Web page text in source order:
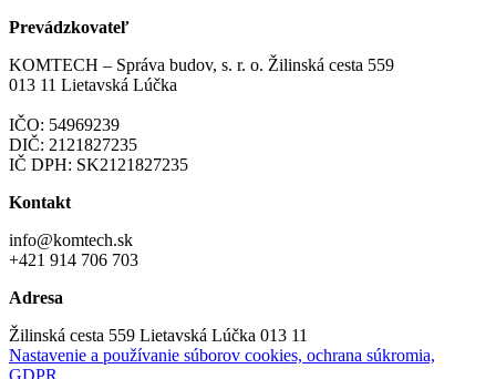
Prevádzkovateľ
KOMTECH – Správa budov, s. r. o. Žilinská cesta 559
013 11 Lietavská Lúčka
IČO: 54969239
DIČ: 2121827235
IČ DPH: SK2121827235
Kontakt
info@komtech.sk
+421 914 706 703
Adresa
Žilinská cesta 559 Lietavská Lúčka 013 11
Nastavenie a používanie súborov cookies, ochrana súkromia,
GDPR